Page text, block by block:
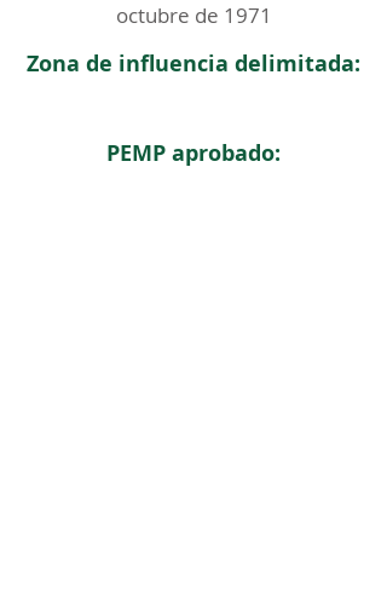
octubre de 1971
Zona de influencia delimitada:
PEMP aprobado: